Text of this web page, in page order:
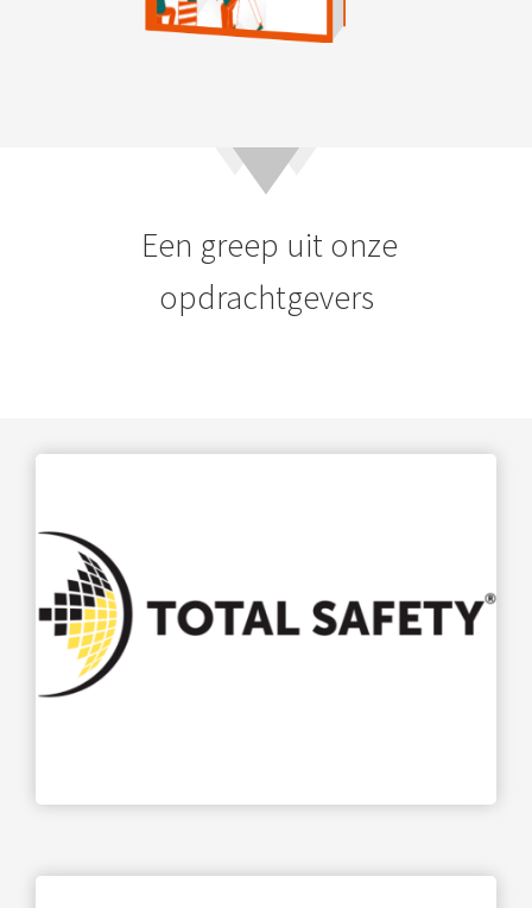
Een greep uit onze
opdrachtgevers